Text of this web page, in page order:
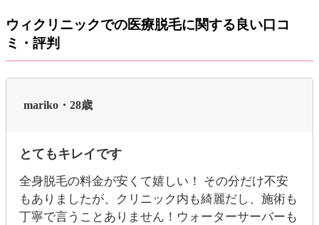
ウィクリニックでの医療脱毛に関する良い口コ
ミ・評判
mariko・28歳
とてもキレイです
全身脱毛の料金が安くて嬉しい！ その分だけ不安
もありましたが、クリニック内も綺麗だし、施術も
丁寧で言うことありません！ウォーターサーバーも